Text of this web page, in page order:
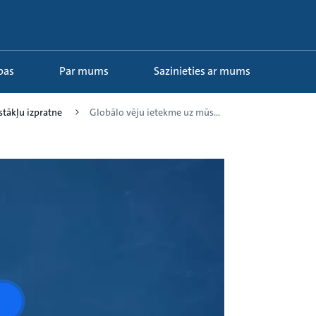
Par mums Sazinieties ar mums
izpratne Globālo vēju ietekme uz mūs...